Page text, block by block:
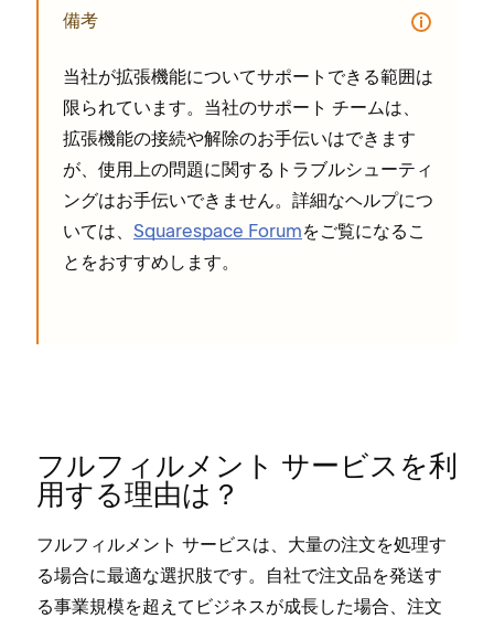
備考
当社が拡張機能についてサポ⁠ートできる範囲は
限られています⁠。当社のサポ⁠ート チ⁠ームは⁠、
拡張機能の接続や解除のお手伝いはできます
が⁠、使用上の問題に関するトラブルシ⁠ュ⁠ーテ⁠ィ
ングはお手伝いできません⁠。詳細なヘルプにつ
いては⁠、 Squarespace Forumをご覧になるこ
とをおすすめします⁠。
フルフ⁠ィルメント サ⁠ービスを利
用する理由は⁠？
フルフ⁠ィルメント サ⁠ービスは⁠、大量の注文を処理す
る場合に最適な選択肢です⁠。自社で注文品を発送す
る事業規模を超えてビジネスが成長した場合⁠、注文